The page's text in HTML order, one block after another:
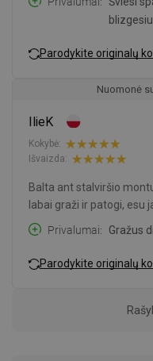
blizgesiu
Parodykite originalų
Nuomonė
IlieK
Kokybė:
Išvaizda:
Balta ant stalviršio
labai graži ir patogi, esu
Privalumai
Gražus
Parodykite originalų